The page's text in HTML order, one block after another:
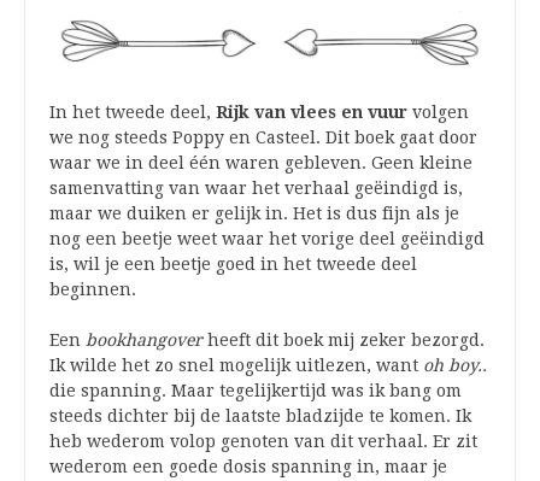
In het tweede deel, Rijk van vlees en vuur volgen
we nog steeds Poppy en Casteel. Dit boek gaat door
waar we in deel één waren gebleven. Geen kleine
samenvatting van waar het verhaal geëindigd is,
maar we duiken er gelijk in. Het is dus fijn als je
nog een beetje weet waar het vorige deel geëindigd
is, wil je een beetje goed in het tweede deel
beginnen.
Een bookhangoverheeft dit boek mij zeker bezorgd.
Ik wilde het zo snel mogelijk uitlezen, want oh boy..
die spanning. Maar tegelijkertijd was ik bang om
steeds dichter bij de laatste bladzijde te komen. Ik
heb wederom volop genoten van dit verhaal. Er zit
wederom een goede dosis spanning in, maar je